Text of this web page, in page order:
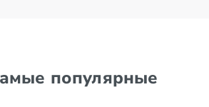
популярные